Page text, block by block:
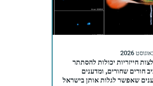
חייזריות יכולות להסתתר
חורים שחורים, ומדענים
שאפשר לגלות אותן בישראל